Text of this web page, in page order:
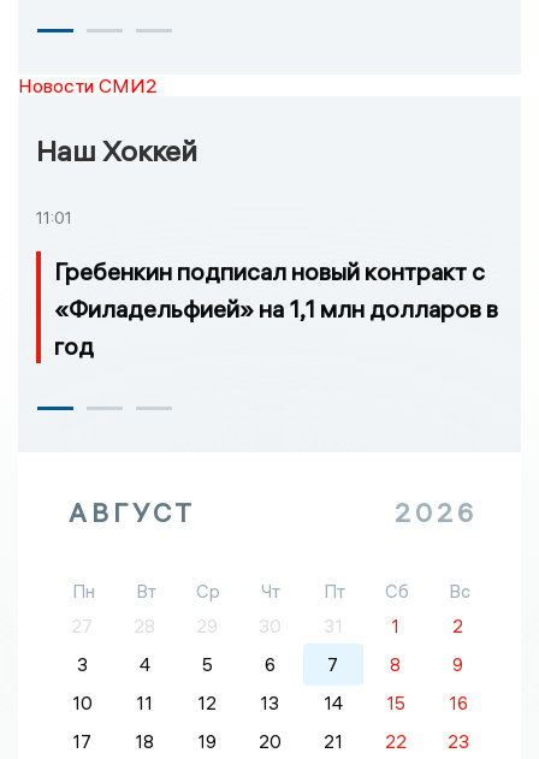
Новости СМИ2
Наш Хоккей
11:01
Гребенкин подписал новый контракт с
«Филадельфией» на 1,1 млн долларов в
год
АВГУСТ 2026
Пн Вт Ср Чт Пт Сб
Вс
27
28 29 30 31 1
2
3
4 5 6 7 8
9
10
11 12 13 14 15
16
17
18 19 20 21 22
23